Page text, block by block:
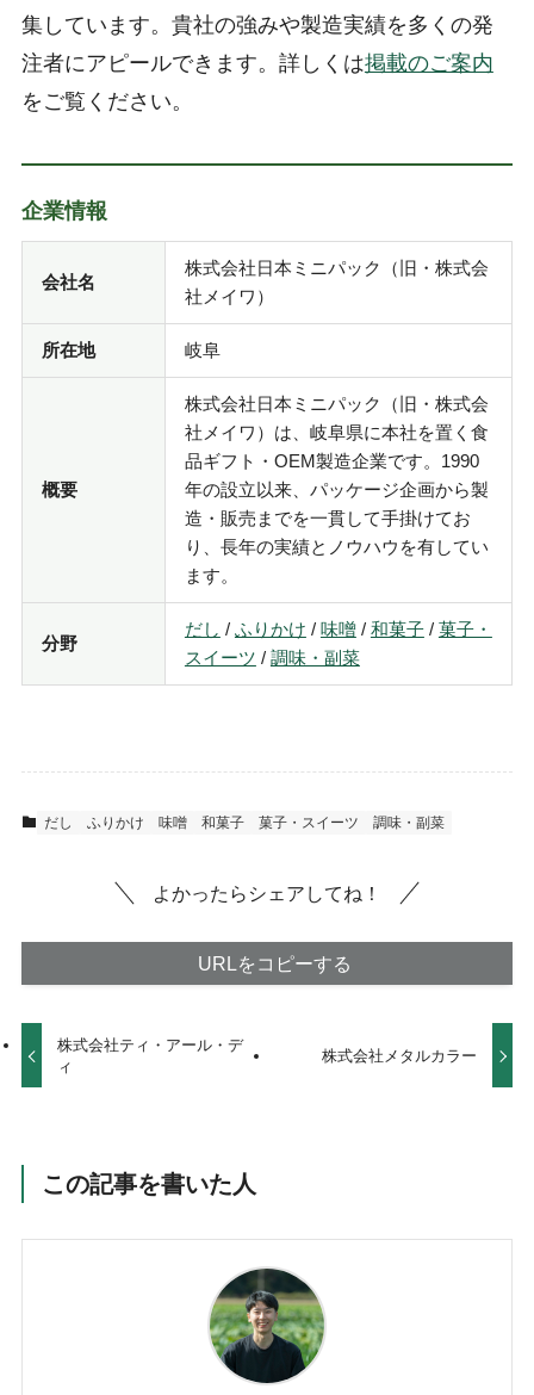
集しています。貴社の強みや製造実績を多くの発
注者にアピールできます。詳しくは掲載のご案内
をご覧ください。
企業情報
会社名
株式会社日本ミニパック（旧・株式会
社メイワ）
所在地 岐阜
概要
株式会社日本ミニパック（旧・株式会
社メイワ）は、岐阜県に本社を置く食
品ギフト・OEM製造企業です。1990
年の設立以来、パッケージ企画から製
造・販売までを一貫して手掛けてお
り、長年の実績とノウハウを有してい
ます。
分野
だし / ふりかけ / 味噌/ 和菓子/ 菓子・
スイーツ / 調味・副菜
だし ふりかけ 味噌 和菓子 菓子・スイーツ 調味・副菜
よかったらシェアしてね！
URLをコピーする
株式会社ティ・アール・デ
ィ
株式会社メタルカラー
この記事を書いた人